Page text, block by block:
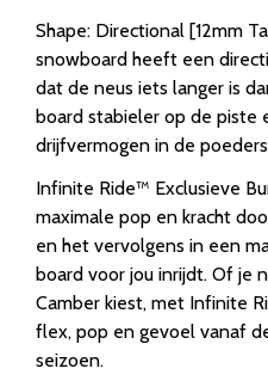
Shape: Directional [12mm
snowboard heeft een
dat de neus iets langer is
board stabieler op de piste
drijfvermogen in de
Infinite Ride™ Exclusieve
maximale pop en kracht
en het vervolgens in een
board voor jou inrijdt. Of je
Camber kiest, met Infinite
flex, pop en gevoel vanaf
seizoen.